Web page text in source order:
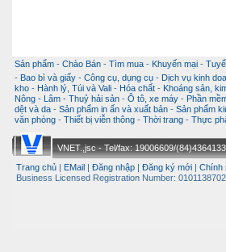
Sản phẩm - Chào Bán - Tìm mua - Khuyến mại -
- Bao bì và giấy - Công cụ, dụng cụ - Dịch vụ kinh
kho - Hành lý, Túi và Vali - Hóa chất - Khoáng sản,
Nông - Lâm - Thuỷ hải sản - Ô tô, xe máy - Phần
dệt và da - Sản phẩm in ấn và xuất bản - Sản phẩm
văn phòng - Thiết bị viễn thông - Thời trang - Thực
VNET.,jsc - Tel/fax: 19006609/
Trang chủ
EMail Đăng nhập Đăng ký mới Chính
Business Licensed Registration Number: